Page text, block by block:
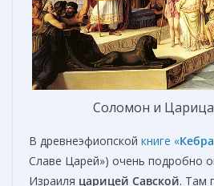
Соломон и Царица
В древнеэфиопской книге «
Славе Царей») очень подробно
Израиля царицей Савской. Там